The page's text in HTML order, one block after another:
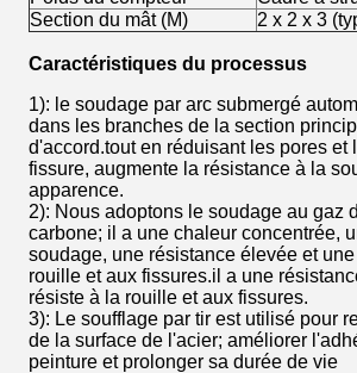
Section du mât (M)
2 x 2 x 3
Caractéristiques du processus
1): le soudage par arc submergé
dans les branches de la section
d'accord.tout en réduisant les pores et
fissure, augmente la résistance à la
apparence.
2): Nous adoptons le soudage au gaz
carbone; il a une chaleur concentrée,
soudage, une résistance élevée et
rouille et aux fissures.il a une
résiste à la rouille et aux fissures.
3): Le soufflage par tir est utilisé pour
de la surface de l'acier; améliorer
peinture et prolonger sa durée de vie